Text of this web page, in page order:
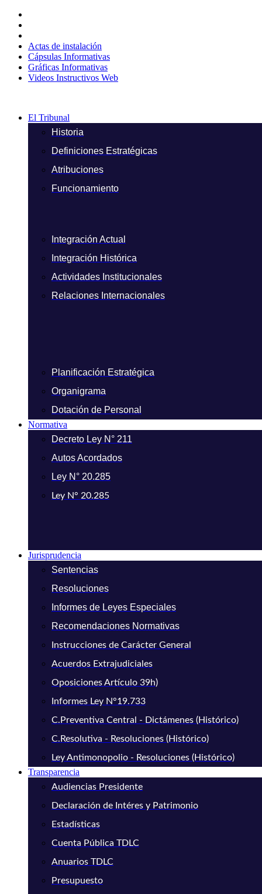
contenido
Actas de instalación
Cápsulas Informativas
Gráficas Informativas
Videos Instructivos Web
El Tribunal
Historia
Definiciones Estratégicas
Atribuciones
Funcionamiento
Integración Actual
Integración Histórica
Actividades Institucionales
Relaciones Internacionales
Planificación Estratégica
Organigrama
Dotación de Personal
Normativa
Decreto Ley N° 211
Autos Acordados
Ley N° 20.285
Ley N° 20.285
Jurisprudencia
Sentencias
Resoluciones
Informes de Leyes Especiales
Recomendaciones Normativas
Instrucciones de Carácter General
Acuerdos Extrajudiciales
Oposiciones Artículo 39h)
Informes Ley N°19.733
C.Preventiva Central - Dictámenes (Histórico)
C.Resolutiva - Resoluciones (Histórico)
Ley Antimonopolio - Resoluciones (Histórico)
Transparencia
Audiencias Presidente
Declaración de Intéres y Patrimonio
Estadísticas
Cuenta Pública TDLC
Anuarios TDLC
Presupuesto